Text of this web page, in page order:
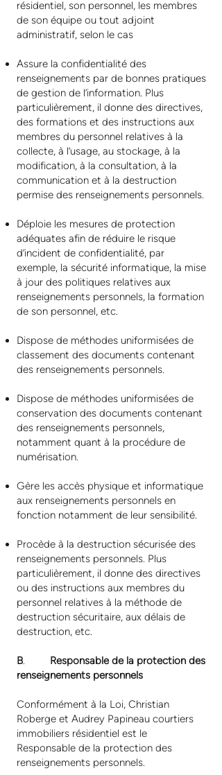
résidentiel, son personnel, les membres
de son équipe ou tout adjoint
administratif, selon le cas
Assure la confidentialité des
renseignements par de bonnes pratiques
de gestion de l’information. Plus
particulièrement, il donne des directives,
des formations et des instructions aux
membres du personnel relatives à la
collecte, à l’usage, au stockage, à la
modification, à la consultation, à la
communication et à la destruction
permise des renseignements personnels.
Déploie les mesures de protection
adéquates afin de réduire le risque
d’incident de confidentialité, par
exemple, la sécurité informatique, la mise
à jour des politiques relatives aux
renseignements personnels, la formation
de son personnel, etc.
Dispose de méthodes uniformisées de
classement des documents contenant
des renseignements personnels.
Dispose de méthodes uniformisées de
conservation des documents contenant
des renseignements personnels,
notamment quant à la procédure de
numérisation.
Gère les accès physique et informatique
aux renseignements personnels en
fonction notamment de leur sensibilité.
Procède à la destruction sécurisée des
renseignements personnels. Plus
particulièrement, il donne des directives
ou des instructions aux membres du
personnel relatives à la méthode de
destruction sécuritaire, aux délais de
destruction, etc.
B. Responsable de la protection des
renseignements personnels
Conformément à la Loi, Christian
Roberge et Audrey Papineau courtiers
immobiliers résidentiel est le
Responsable de la protection des
renseignements personnels.